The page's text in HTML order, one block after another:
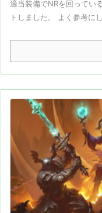
適当装備でNRを回ってい
トしました。 よく参考に